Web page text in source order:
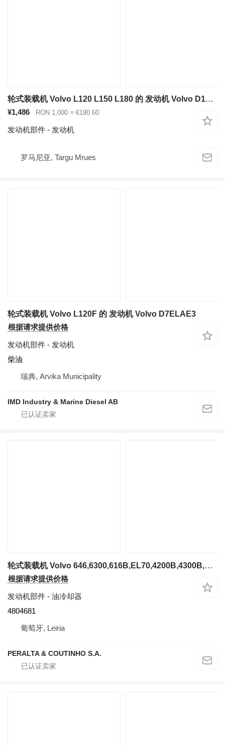
轮式装载机 Volvo L120 L150 L180 的 发动机 Volvo D11 D12 D16
¥1,486 RON 1,000 ≈ €190.60
发动机部件 - 发动机
罗马尼亚, Targu Mrues
轮式装载机 Volvo L120F 的 发动机 Volvo D7ELAE3
根据请求提供价格
发动机部件 - 发动机
柴油
瑞典, Arvika Municipality
IMD Industry & Marine Diesel AB
轮式装载机 Volvo 646,6300,616B,EL70,4200B,4300B,L50,L70 / TD45B 的 油冷却器 Volvo 646,6300,616B,EL70,4200B,4300B,L50,L70 / TD45B 4804681
根据请求提供价格
发动机部件 - 油冷却器
4804681
葡萄牙, Leiria
PERALTA & COUTINHO S.A.